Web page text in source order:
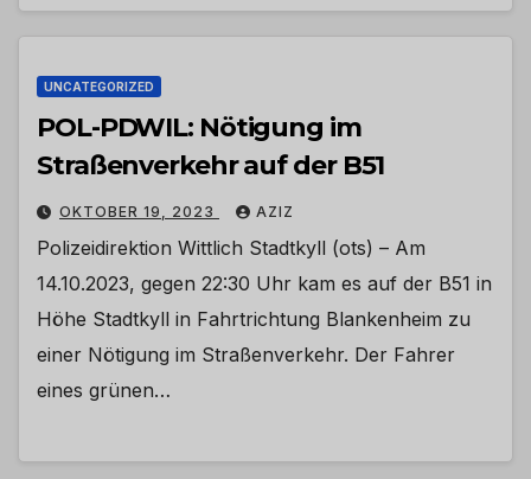
UNCATEGORIZED
POL-PDWIL: Nötigung im
Straßenverkehr auf der B51
OKTOBER 19, 2023 AZIZ
Polizeidirektion Wittlich Stadtkyll (ots) – Am
14.10.2023, gegen 22:30 Uhr kam es auf der B51 in
Höhe Stadtkyll in Fahrtrichtung Blankenheim zu
einer Nötigung im Straßenverkehr. Der Fahrer
eines grünen…